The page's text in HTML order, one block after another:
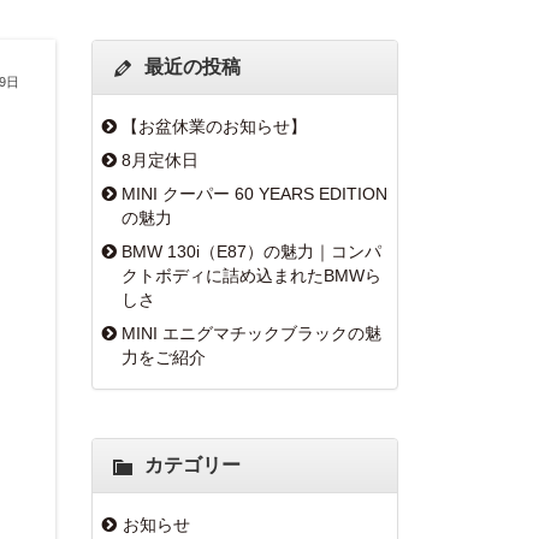
日
最近の投稿
【お盆休業のお知らせ】
8月定休日
MINI クーパー 60 YEARS EDITION
の魅力
BMW 130i（E87）の魅力｜コンパ
クトボディに詰め込まれたBMWら
しさ
MINI エニグマチックブラックの魅
力をご紹介
カテゴリー
お知らせ